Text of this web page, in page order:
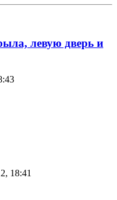
левую дверь и
18:41